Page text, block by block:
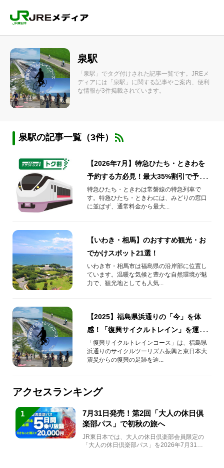
泉駅
「泉駅」でタグ付けされた記事一覧です。JREメ
ディアには「泉駅」に関する記事やご案内、便利
な情報が3件掲載されています。
泉駅の記事一覧（3件）
【2026年7月】特急ひたち・ときわを
予約する方必見！最大35%割引で予約
する方法や知っておきたい情報を解
説！
特急ひたち・ときわは常磐線の特急列車で
す。特急ひたち・ときわには、みどりの窓口
に並ばず、通常料金から最大...
【いわき・相馬】のおすすめ観光・お
でかけスポット21選！
いわき市・相馬市は福島県の沿岸部に位置し
ています。温暖な気候と豊かな自然環境が魅
力で、観光地としても人気...
【2025】福島県浜通りの「今」を体
感！「復興サイクルトレイン」を運行
します！【ツール・ド・いわき2025】
「復興サイクルトレインコース」は、福島県
浜通りのサイクルツーリズム振興と東日本大
震災からの復興の足跡を辿...
アクセスランキング
1
7月31日発売！第2回「大人の休日倶
楽部パス」で初秋の旅へ
JR東日本では、大人の休日倶楽部会員限定の
「大人の休日倶楽部パス」を2026年7月31日